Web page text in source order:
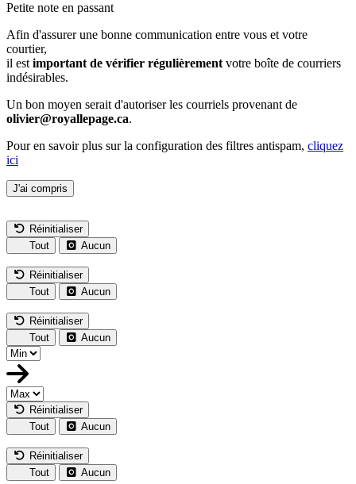
Petite note en passant
Afin d'assurer une bonne communication entre vous et votre
courtier,
il est important de vérifier régulièrement votre boîte de courriers
indésirables.
Un bon moyen serait d'autoriser les courriels provenant de
olivier@royallepage.ca.
Pour en savoir plus sur la configuration des filtres antispam, cliquez
ici
J'ai compris
Réinitialiser
Tout
Aucun
Réinitialiser
Tout
Aucun
Réinitialiser
Tout
Aucun
Réinitialiser
Tout
Aucun
Réinitialiser
Tout
Aucun